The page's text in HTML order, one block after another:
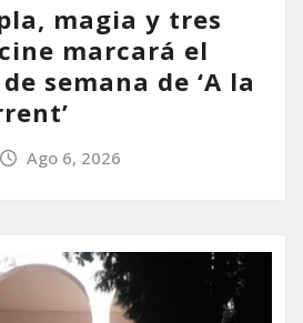
magia y tres
marcará el
semana de ‘A la
Ago 6, 2026